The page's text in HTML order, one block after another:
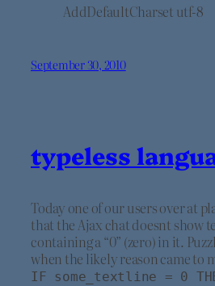
AddDefaultCharset utf-8
September 30, 2010
typeless
Today one of our users over at
that the Ajax chat doesnt show
containing a “0” (zero) in it.
when the likely reason came to
IF some_textline = 0